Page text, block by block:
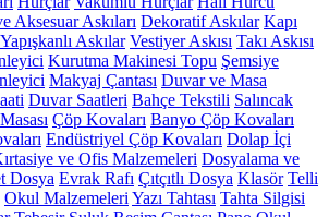
Aksesuar Askıları Dekoratif Askılar Kapı
Yapışkanlı Askılar Vestiyer Askısı Takı Askısı
Kurutma Makinesi Topu Şemsiye
Makyaj Çantası Duvar ve Masa
Duvar Saatleri Bahçe Tekstili Salıncak
Çöp Kovaları Banyo Çöp Kovaları
Endüstriyel Çöp Kovaları Dolap İçi
ve Ofis Malzemeleri Dosyalama ve
Dosya Evrak Rafı Çıtçıtlı Dosya Klasör Telli
Okul Malzemeleri Yazı Tahtası Tahta Silgisi